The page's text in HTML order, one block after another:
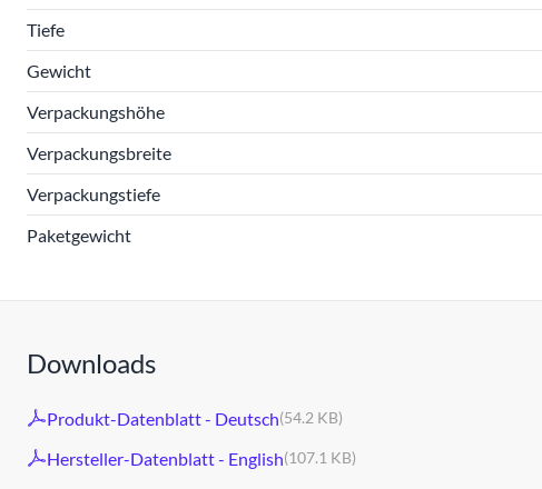
Tiefe
Gewicht
Verpackungshöhe
Verpackungsbreite
Verpackungstiefe
Paketgewicht
Downloads
Produkt-Datenblatt - Deutsch(54.2 KB)
Hersteller-Datenblatt - English(107.1 KB)